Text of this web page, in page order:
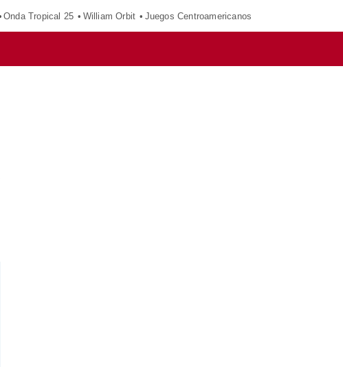
Onda Tropical 25 William Orbit Juegos Centroamericanos